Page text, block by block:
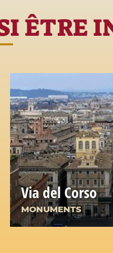
ÊTRE
Via del Corso
MONUMENTS